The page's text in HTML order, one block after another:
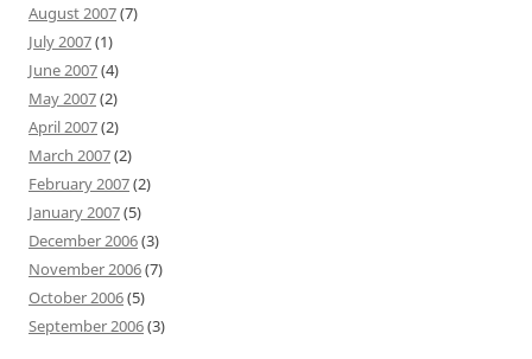
August 2007(7)
July 2007(1)
June 2007(4)
May 2007(2)
April 2007(2)
March 2007(2)
February 2007(2)
January 2007(5)
December 2006(3)
November 2006(7)
October 2006(5)
September 2006(3)